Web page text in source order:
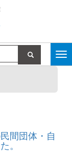
検索
間団体・自
。